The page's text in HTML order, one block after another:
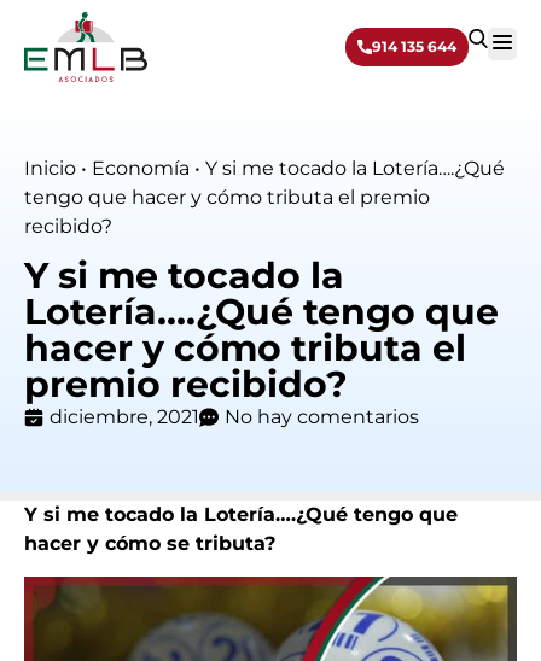
914 135 644
Inicio • Economía • Y si me tocado la Lotería….¿Qué
tengo que hacer y cómo tributa el premio
recibido?
Y si me tocado la
Lotería….¿Qué tengo que
hacer y cómo tributa el
premio recibido?
diciembre, 2021 No hay comentarios
Y si me tocado la Lotería….¿Qué tengo que
hacer y cómo se tributa?